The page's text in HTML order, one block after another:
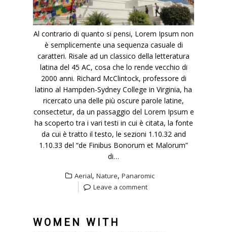
Al contrario di quanto si pensi, Lorem Ipsum non
è semplicemente una sequenza casuale di
caratteri. Risale ad un classico della letteratura
latina del 45 AC, cosa che lo rende vecchio di
2000 anni. Richard McClintock, professore di
latino al Hampden-Sydney College in Virginia, ha
ricercato una delle più oscure parole latine,
consectetur, da un passaggio del Lorem Ipsum e
ha scoperto tra i vari testi in cui è citata, la fonte
da cui è tratto il testo, le sezioni 1.10.32 and
1.10.33 del “de Finibus Bonorum et Malorum”
di…
Aerial, Nature, Panaromic
Leave a comment
WOMEN WITH